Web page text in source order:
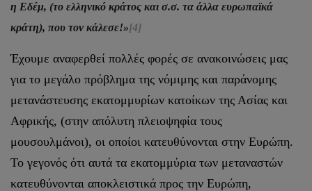
η Εδέμ, (το ελληνικό κράτος και σ.σ. τα άλλα ευρωπαϊκά
κράτη), που τον κάλεσε!»[4]
Έχουμε αναφερθεί πολλές φορές σε ανακοινώσεις μας
για το μεγάλο πρόβλημα της νόμιμης και παράνομης
μετανάστευσης εκατομμυρίων κατοίκων της Ασίας και
Αφρικής, (στην απόλυτη πλειοψηφία τους
μουσουλμάνοι), οι οποίοι κατευθύνονται στην Ευρώπη.
Το γεγονός ότι αυτά τα εκατομμύρια των μεταναστών
κατευθύνονται αποκλειστικά προς την Ευρώπη,